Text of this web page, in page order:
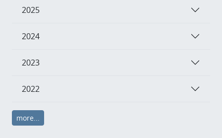
2025
2024
2023
2022
more...